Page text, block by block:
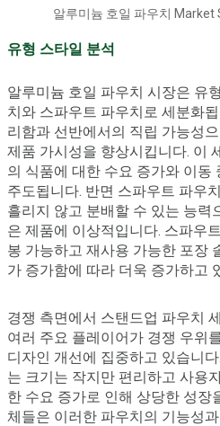
알루미늄 호일 파우치
유형 스타일 분석
알루미늄 호일 파우치 시장은 유
치와 스파우트 파우치로 세분화
리함과 선반에서의 직립 가능성
제품 가시성을 향상시킵니다. 이
의 식품에 대한 수요 증가와 이동
주도됩니다. 반면 스파우트 파우
흘리지 않고 분배할 수 있는 능력
은 제품에 이상적입니다. 스파우
봉 가능하고 재사용 가능한 포장
가 증가함에 따라 더욱 증가하고
경쟁 측면에서 스탠드업 파우치
여러 주요 플레이어가 경쟁 우위
디자인 개선에 집중하고 있습니
는 크기는 작지만 편리하고 사용
한 수요 증가로 인해 상당한 성장
체들은 이러한 파우치의 기능성